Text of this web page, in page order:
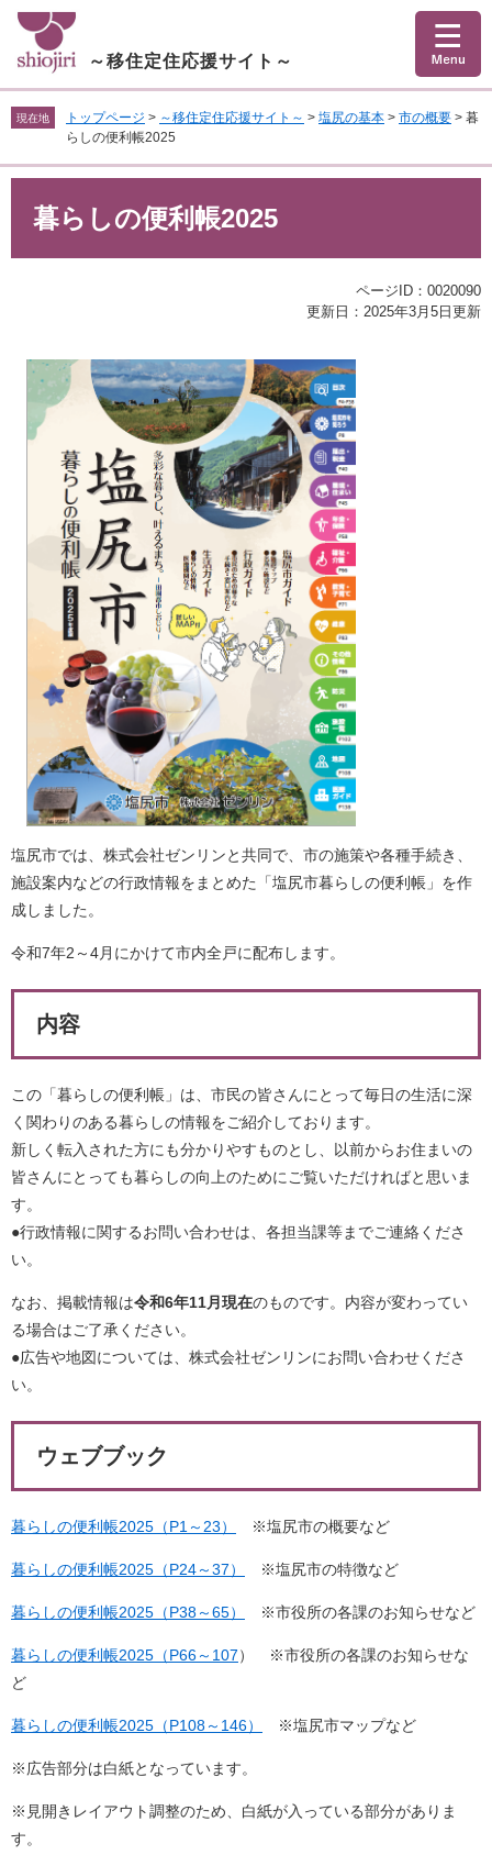
先
頭
す
を
飛
し
～移住定住応援サイト～
現在地 トップページ > ～移住定住応援サイト～ > 塩尻の基本 > 市の概要 > 暮
らしの便利帳2025
暮らしの便利帳2025
ページID：0020090
更新日：2025年3月5日更新
塩尻市では、株式会社ゼンリンと共同で、市の施策や各種手続き、
施設案内などの行政情報をまとめた「塩尻市暮らしの便利帳」を作
成しました。
令和7年2～4月にかけて市内全戸に配布します。
内容
この「暮らしの便利帳」は、市民の皆さんにとって毎日の生活に深
く関わりのある暮らしの情報をご紹介しております。
新しく転入された方にも分かりやすものとし、以前からお住まいの
皆さんにとっても暮らしの向上のためにご覧いただければと思いま
す。
●行政情報に関するお問い合わせは、各担当課等までご連絡くださ
い。
なお、掲載情報は令和6年11月現在のものです。内容が変わってい
る場合はご了承ください。
●広告や地図については、株式会社ゼンリンにお問い合わせくださ
い。
ウェブブック
暮らしの便利帳2025（P1～23） ※塩尻市の概要など
暮らしの便利帳2025（P24～37） ※塩尻市の特徴など
暮らしの便利帳2025（P38～65） ※市役所の各課のお知らせなど
暮らしの便利帳2025（P66～107） ※市役所の各課のお知らせな
ど
暮らしの便利帳2025（P108～146） ※塩尻市マップなど
※広告部分は白紙となっています。
※見開きレイアウト調整のため、白紙が入っている部分がありま
す。